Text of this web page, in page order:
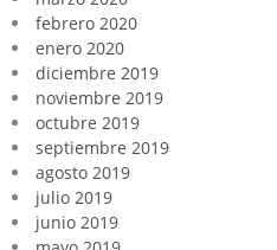
febrero 2020
enero 2020
diciembre 2019
noviembre 2019
octubre 2019
septiembre 2019
agosto 2019
julio 2019
junio 2019